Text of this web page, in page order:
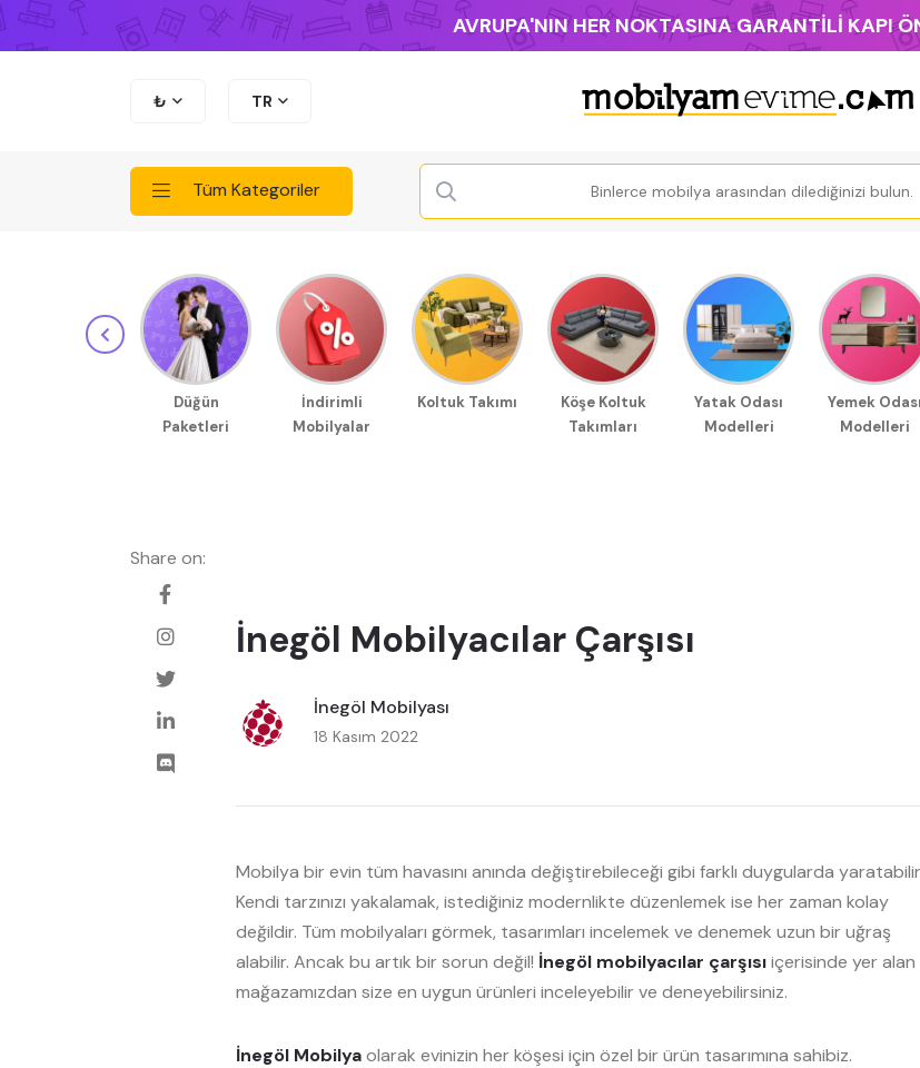
AVRUPA'NIN HER NOKTASINA GARANTİLİ KAPI
₺ TR
Tüm Kategoriler
Düğün
Paketleri
İndirimli
Mobilyalar
Koltuk Takımı
Köşe Koltuk
Takımları
Yatak Odası
Modelleri
Yemek Odası
Modelleri
Share on:
İnegöl Mobilyacılar Çarşısı
İnegöl Mobilyası
18 Kasım 2022
Mobilya bir evin tüm havasını anında değiştirebileceği gibi farklı duygularda
Kendi tarzınızı yakalamak, istediğiniz modernlikte düzenlemek ise her zaman kolay
değildir. Tüm mobilyaları görmek, tasarımları incelemek ve denemek uzun bir uğraş
alabilir. Ancak bu artık bir sorun değil! İnegöl mobilyacılar çarşısıiçerisinde yer alan
mağazamızdan size en uygun ürünleri inceleyebilir ve deneyebilirsiniz.
İnegöl Mobilyaolarak evinizin her köşesi için özel bir ürün tasarımına sahibiz.